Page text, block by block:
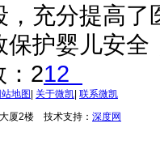
充分提高
保护婴儿安全
：212
站地图 关于微凯 联系微凯
厦2楼 技术支持： 深度网